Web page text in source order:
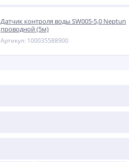
Датчик контроля воды SW005-5,0 Neptun
проводной (5м)
Артикул: 100035588900